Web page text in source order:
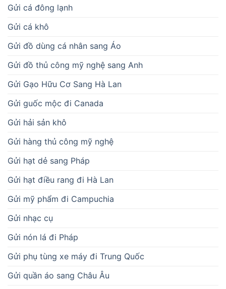
Gửi cá đông lạnh
Gửi cá khô
Gửi đồ dùng cá nhân sang Áo
Gửi đồ thủ công mỹ nghệ sang Anh
Gửi Gạo Hữu Cơ Sang Hà Lan
Gửi guốc mộc đi Canada
Gửi hải sản khô
Gửi hàng thủ công mỹ nghệ
Gửi hạt dẻ sang Pháp
Gửi hạt điều rang đi Hà Lan
Gửi mỹ phẩm đi Campuchia
Gửi nhạc cụ
Gửi nón lá đi Pháp
Gửi phụ tùng xe máy đi Trung Quốc
Gửi quần áo sang Châu Âu